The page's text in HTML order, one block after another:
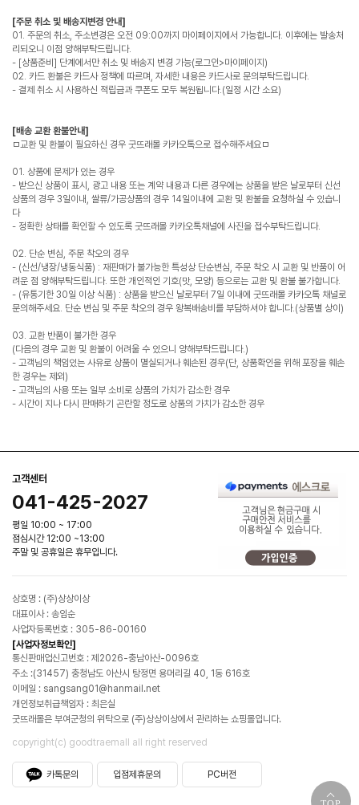
[주문 취소 및 배송지변경 안내]
01. 주문의 취소, 주소변경은 오전 09:00까지 마이페이지에서 가능합니다. 이후에는 발송처
리되오니 이점 양해부탁드립니다.
- [상품준비] 단계에서만 취소 및 배송지 변경 가능(로그인>마이페이지)
02. 카드 환불은 카드사 정책에 따르며, 자세한 내용은 카드사로 문의부탁드립니다.
- 결제 취소 시 사용하신 적립금과 쿠폰도 모두 복원됩니다.(일정 시간 소요)
[배송 교환 환불안내]
ㅁ교환 및 환불이 필요하신 경우 굿뜨래몰 카카오톡으로 접수해주세요ㅁ
01. 상품에 문제가 있는 경우
- 받으신 상품이 표시, 광고 내용 또는 계약 내용과 다른 경우에는 상품을 받은 날로부터 신선
상품의 경우 3일이내, 쌀류/가공상품의 경우 14일이내에 교환 및 환불을 요청하실 수 있습니
다
- 정확한 상태를 확인할 수 있도록 굿뜨래몰 카카오톡채널에 사진을 접수부탁드립니다.
02. 단순 변심, 주문 착오의 경우
- (신선/냉장/냉동식품) : 재판매가 불가능한 특성상 단순변심, 주문 착오 시 교환 및 반품이 어
려운 점 양해부탁드립니다. 또한 개인적인 기호(맛, 모양) 등으로는 교환 및 환불 불가합니다.
- (유통기한 30일 이상 식품) : 상품을 받으신 날로부터 7일 이내에 굿뜨래몰 카카오톡 채널로
문의해주세요. 단순 변심 및 주문 착오의 경우 왕복배송비를 부담하셔야 합니다.(상품별 상이)
03. 교환 반품이 불가한 경우
(다음의 경우 교환 및 환불이 어려울 수 있으니 양해부탁드립니다.)
- 고객님의 책임있는 사유로 상품이 멸실되거나 훼손된 경우(단, 상품확인을 위해 포장을 훼손
한 경우는 제외)
- 고객님의 사용 또는 일부 소비로 상품의 가치가 감소한 경우
- 시간이 지나 다시 판매하기 곤란할 정도로 상품의 가치가 감소한 경우
고객센터
041-425-2027
평일 10:00 ~ 17:00
점심시간 12:00 ~13:00
주말 및 공휴일은 휴무입니다.
상호명 : (주)상상이상
대표이사 : 송임순
사업자등록번호 : 305-86-00160
[사업자정보확인]
통신판매업신고번호 : 제2026-충남아산-0096호
주소 :(31457) 충청남도 아산시 탕정면 용머리길 40, 1동 616호
이메일 : sangsang01@hanmail.net
개인정보취급책임자 : 최은실
굿뜨래몰은 부여군청의 위탁으로 (주)상상이상에서 관리하는 쇼핑몰입니다.
copyright(c) goodtraemall all right reserved
카톡문의 입점제휴문의 PC버전